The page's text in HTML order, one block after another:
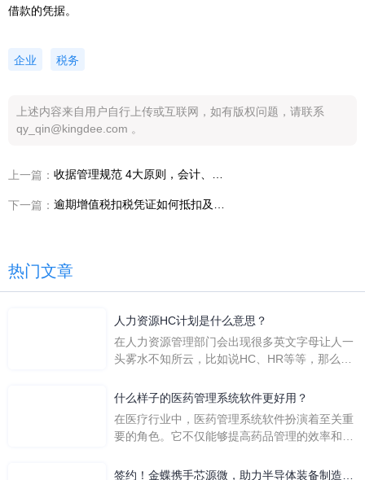
借款的凭据。
企业 税务
上述内容来自用户自行上传或互联网，如有版权问题，请联系
qy_qin@kingdee.com 。
上一篇：
下一篇：
热门文章
人力资源HC计划是什么意思？
在人力资源管理部门会出现很多英文字母让人一
头雾水不知所云，比如说HC、HR等等，那么它
么呢？
什么样子的医药管理系统软件更好用？
在医疗行业中，医药管理系统软件扮演着至关重
要的角色。它不仅能够提高药品管理的效率和准
一个好用的医药管理系统软件应具备以下特点。
签约！金蝶携手芯源微，助力半导体装备制造领